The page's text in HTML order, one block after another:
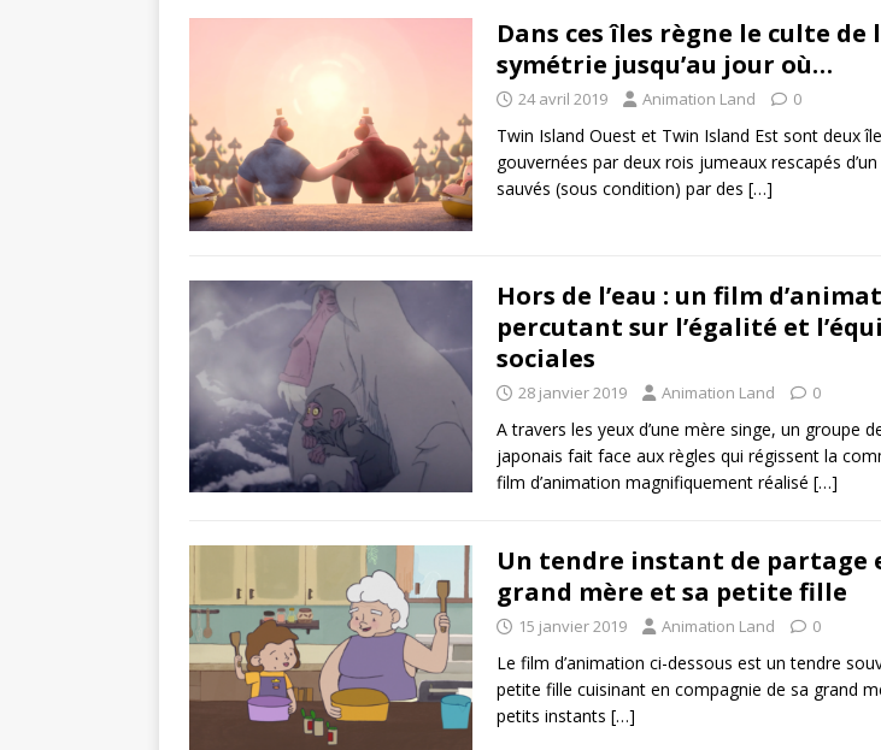
Dans ces îles règne le culte de
symétrie jusqu’au jour où…
24 avril 2019 Animation Land 0
Twin Island Ouest et Twin Island Est sont deux
gouvernées par deux rois jumeaux rescapés
sauvés (sous condition) par des […]
Hors de l’eau : un film
percutant sur l’égalité et
sociales
28 janvier 2019 Animation Land 0
A travers les yeux d’une mère singe, un groupe
japonais fait face aux règles qui régissent la
film d’animation magnifiquement réalisé […]
Un tendre instant de partage
grand mère et sa petite fille
15 janvier 2019 Animation Land 0
Le film d’animation ci-dessous est un tendre
petite fille cuisinant en compagnie de sa grand
petits instants […]